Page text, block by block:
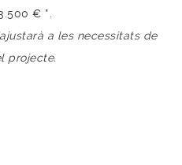
€ *.
a les necessitats de
projecte.